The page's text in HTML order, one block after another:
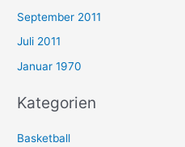
September 2011
Juli 2011
Januar 1970
Kategorien
Basketball